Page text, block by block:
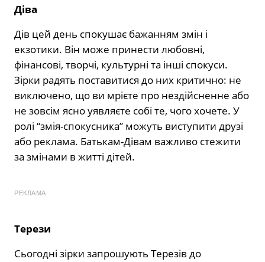
Діва
Дів цей день спокушає бажанням змін і
екзотики. Він може принести любовні,
фінансові, творчі, культурні та інші спокуси.
Зірки радять поставитися до них критично: не
виключено, що ви мрієте про нездійсненне або
не зовсім ясно уявляєте собі те, чого хочете. У
ролі “змія-спокусника” можуть виступити друзі
або реклама. Батькам-Дівам важливо стежити
за змінами в житті дітей.
РЕКЛАМА
Терези
Сьогодні зірки запрошують Терезів до